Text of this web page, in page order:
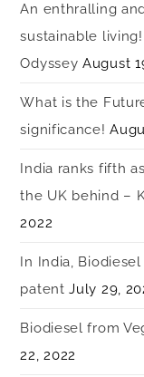
An enthralling
sustainable
Odyssey August
What is the
significance!
India ranks fifth
the UK behind –
2022
In India,
patent July 29,
Biodiesel from
22, 2022